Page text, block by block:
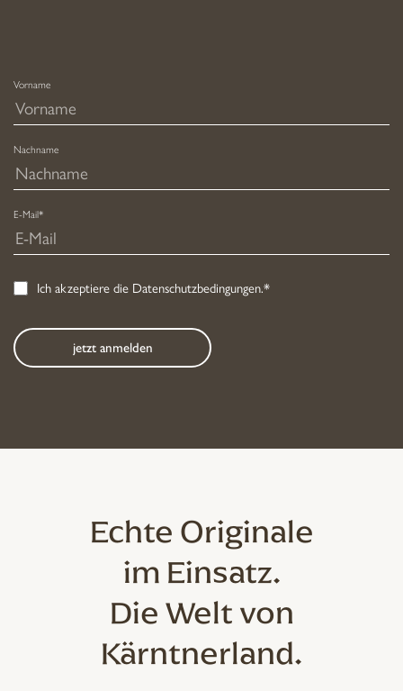
Vorname
Nachname
E-Mail*
Ich akzeptiere die Datenschutzbedingungen.*
Echte Originale
im Einsatz.
Die Welt von
Kärntnerland.